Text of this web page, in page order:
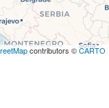
contributors ©CARTO